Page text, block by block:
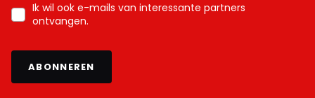
Ik wil ook e-mails van interessante partners
ontvangen.
ABONNEREN